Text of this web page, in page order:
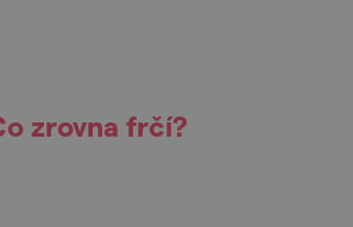
zrovna frčí?